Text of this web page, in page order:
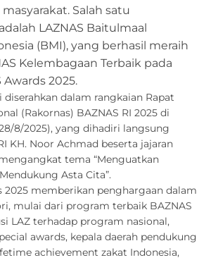
Salah satu
LAZNAS Baitulmaal
(BMI), yang berhasil meraih
Kelembagaan Terbaik pada
Awards 2025.
diserahkan dalam rangkaian Rapat
(Rakornas) BAZNAS RI 2025 di
8/2025), yang dihadiri langsung
KH. Noor Achmad beserta jajaran
tema “Menguatkan
Asta Cita”.
2025 memberikan penghargaan dalam
mulai dari program terbaik BAZNAS
LAZ terhadap program nasional,
awards, kepala daerah pendukung
achievement zakat Indonesia,